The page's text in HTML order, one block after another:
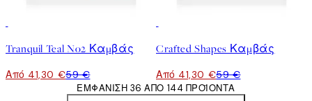
Tranquil Teal No2 Καμβάς
Από 41,30 €59 €
Crafted Shapes Καμβάς
Από 41,30 €59 €
ΕΜΦΆΝΙΣΗ 36 ΑΠΌ 144 ΠΡΟΪΌΝΤΑ